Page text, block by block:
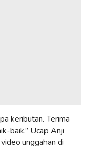
keributan. Terima
baik,” Ucap Anji
unggahan di